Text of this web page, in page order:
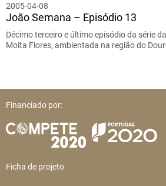
2005-04-08
João Semana – Episódio 13
Décimo terceiro e último episódio da série
Moita Flores, ambientada na região do
Financiado por:
Ficha de projeto